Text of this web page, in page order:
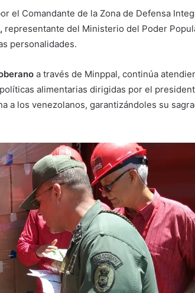
el Comandante de la Zona de Defensa
representante del Ministerio del Poder
personalidades.
a través de Minppal, continúa
alimentarias dirigidas por el
a los venezolanos, garantizándoles su